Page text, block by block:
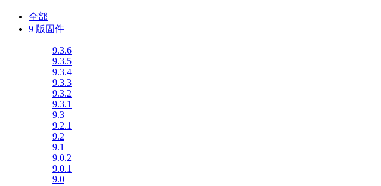
全部
9 版固件
9.3.6
9.3.5
9.3.4
9.3.3
9.3.2
9.3.1
9.3
9.2.1
9.2
9.1
9.0.2
9.0.1
9.0